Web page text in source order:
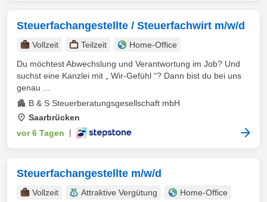
Steuerfachangestellte / Steuerfachwirt m/w/d
Vollzeit Teilzeit
Home-Office
Du möchtest Abwechslung und Verantwortung im Job? Und
suchst eine Kanzlei mit „ Wir-Gefühl “? Dann bist du bei uns
genau ...
B & S Steuerberatungsgesellschaft mbH
Saarbrücken
vor 6 Tagen
Steuerfachangestellte m/w/d
Vollzeit Attraktive Vergütung
Home-Office